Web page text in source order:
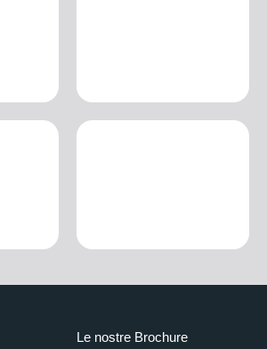
Le nostre Brochure